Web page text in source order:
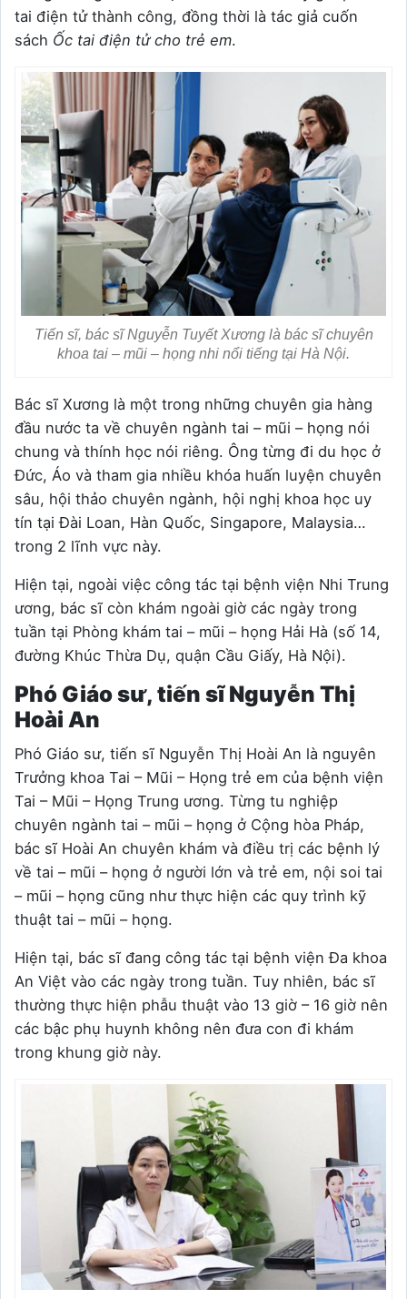
tai điện tử thành công, đồng thời là tác giả cuốn
sách Ốc tai điện tử cho trẻ em.
Tiến sĩ, bác sĩ Nguyễn Tuyết Xương là bác sĩ chuyên
khoa tai – mũi – họng nhi nổi tiếng tại Hà Nội.
Bác sĩ Xương là một trong những chuyên gia hàng
đầu nước ta về chuyên ngành tai – mũi – họng nói
chung và thính học nói riêng. Ông từng đi du học ở
Đức, Áo và tham gia nhiều khóa huấn luyện chuyên
sâu, hội thảo chuyên ngành, hội nghị khoa học uy
tín tại Đài Loan, Hàn Quốc, Singapore, Malaysia…
trong 2 lĩnh vực này.
Hiện tại, ngoài việc công tác tại bệnh viện Nhi Trung
ương, bác sĩ còn khám ngoài giờ các ngày trong
tuần tại Phòng khám tai – mũi – họng Hải Hà (số 14,
đường Khúc Thừa Dụ, quận Cầu Giấy, Hà Nội).
Phó Giáo sư, tiến sĩ Nguyễn Thị
Hoài An
Phó Giáo sư, tiến sĩ Nguyễn Thị Hoài An là nguyên
Trưởng khoa Tai – Mũi – Họng trẻ em của bệnh viện
Tai – Mũi – Họng Trung ương. Từng tu nghiệp
chuyên ngành tai – mũi – họng ở Cộng hòa Pháp,
bác sĩ Hoài An chuyên khám và điều trị các bệnh lý
về tai – mũi – họng ở người lớn và trẻ em, nội soi tai
– mũi – họng cũng như thực hiện các quy trình kỹ
thuật tai – mũi – họng.
Hiện tại, bác sĩ đang công tác tại bệnh viện Đa khoa
An Việt vào các ngày trong tuần. Tuy nhiên, bác sĩ
thường thực hiện phẫu thuật vào 13 giờ – 16 giờ nên
các bậc phụ huynh không nên đưa con đi khám
trong khung giờ này.